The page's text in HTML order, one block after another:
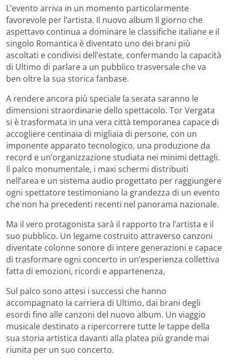
L’evento arriva in un momento particolarmente
favorevole per l’artista. Il nuovo album Il giorno che
aspettavo continua a dominare le classifiche italiane e il
singolo Romantica è diventato uno dei brani più
ascoltati e condivisi dell’estate, confermando la capacità
di Ultimo di parlare a un pubblico trasversale che va
ben oltre la sua storica fanbase.
A rendere ancora più speciale la serata saranno le
dimensioni straordinarie dello spettacolo. Tor Vergata
si è trasformata in una vera città temporanea capace di
accogliere centinaia di migliaia di persone, con un
imponente apparato tecnologico, una produzione da
record e un’organizzazione studiata nei minimi dettagli.
Il palco monumentale, i maxi schermi distribuiti
nell’area e un sistema audio progettato per raggiungere
ogni spettatore testimoniano la grandezza di un evento
che non ha precedenti recenti nel panorama nazionale.
Ma il vero protagonista sarà il rapporto tra l’artista e il
suo pubblico. Un legame costruito attraverso canzoni
diventate colonne sonore di intere generazioni e capace
di trasformare ogni concerto in un’esperienza collettiva
fatta di emozioni, ricordi e appartenenza.
Sul palco sono attesi i successi che hanno
accompagnato la carriera di Ultimo, dai brani degli
esordi fino alle canzoni del nuovo album. Un viaggio
musicale destinato a ripercorrere tutte le tappe della
sua storia artistica davanti alla platea più grande mai
riunita per un suo concerto.